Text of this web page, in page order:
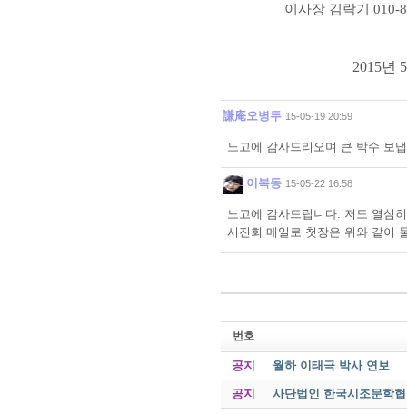
이사장 김락기 010-
2015년 5
謙庵오병두 15-05-19 20:59
노고에 감사드리오며 큰 박수 보
이복동 15-05-22 16:58
노고에 감사드립니다. 저도 열심
시진회 메일로 첫장은 위와 같이
번호
공지 월하 이태극 박사 연보
공지 사단법인 한국시조문학